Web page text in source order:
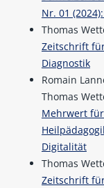
Nr. 01
Thomas
Zeitschrift
Diagnostik
Romain
Thomas
Mehrwert
Digitalität
Thomas
Zeitschrift